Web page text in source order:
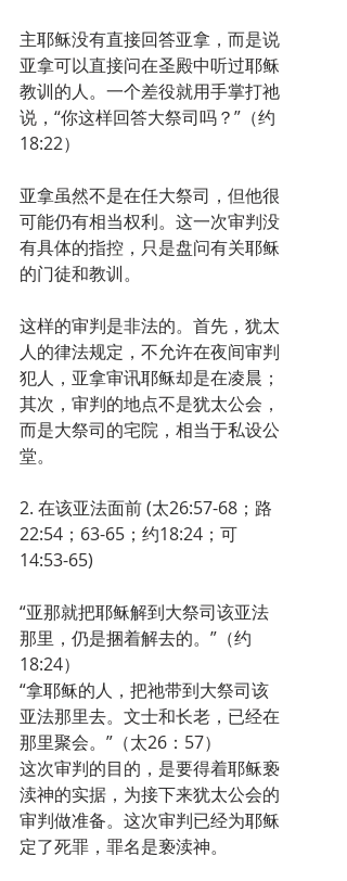
主耶稣没有直接回答亚拿，而是说
亚拿可以直接问在圣殿中听过耶稣
教训的人。一个差役就用手掌打祂
说，“你这样回答大祭司吗？”（约
18:22）
亚拿虽然不是在任大祭司，但他很
可能仍有相当权利。这一次审判没
有具体的指控，只是盘问有关耶稣
的门徒和教训。
这样的审判是非法的。首先，犹太
人的律法规定，不允许在夜间审判
犯人，亚拿审讯耶稣却是在凌晨；
其次，审判的地点不是犹太公会，
而是大祭司的宅院，相当于私设公
堂。
2. 在该亚法面前 (太26:57-68；路
22:54；63-65；约18:24；可
14:53-65)
“亚那就把耶稣解到大祭司该亚法
那里，仍是捆着解去的。”（约
18:24）
“拿耶稣的人，把祂带到大祭司该
亚法那里去。文士和长老，已经在
那里聚会。”（太26：57）
这次审判的目的，是要得着耶稣亵
渎神的实据，为接下来犹太公会的
审判做准备。这次审判已经为耶稣
定了死罪，罪名是亵渎神。